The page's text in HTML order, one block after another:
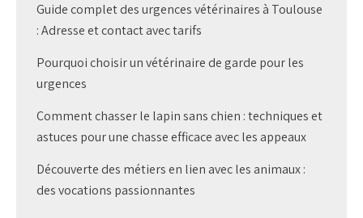
Guide complet des urgences vétérinaires à Toulouse
: Adresse et contact avec tarifs
Pourquoi choisir un vétérinaire de garde pour les
urgences
Comment chasser le lapin sans chien : techniques et
astuces pour une chasse efficace avec les appeaux
Découverte des métiers en lien avec les animaux :
des vocations passionnantes